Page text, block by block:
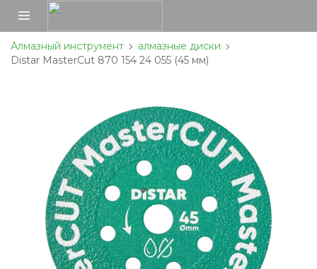
Алмазный инструмент
алмазные диски
Distar MasterCut 870 154 24 055 (45 мм)